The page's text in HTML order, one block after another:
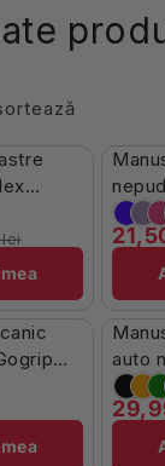
lei
-10%
auto